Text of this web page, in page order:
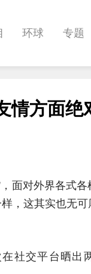
环球 专题
教院 酒道
情方面绝
面对外界各式
，这其实也无
社交平台晒出